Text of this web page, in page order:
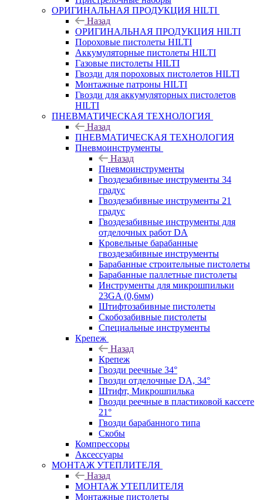
ОРИГИНАЛЬНАЯ ПРОДУКЦИЯ HILTI
Назад
ОРИГИНАЛЬНАЯ ПРОДУКЦИЯ HILTI
Пороховые пистолеты HILTI
Аккумуляторные пистолеты HILTI
Газовые пистолеты HILTI
Гвозди для пороховых пистолетов HILTI
Монтажные патроны HILTI
Гвозди для аккумуляторных пистолетов
HILTI
ПНЕВМАТИЧЕСКАЯ ТЕХНОЛОГИЯ
Назад
ПНЕВМАТИЧЕСКАЯ ТЕХНОЛОГИЯ
Пневмоинструменты
Назад
Пневмоинструменты
Гвоздезабивные инструменты 34
градус
Гвоздезабивные инструменты 21
градус
Гвоздезабивные инструменты для
отделочных работ DA
Кровельные барабанные
гвоздезабивные инструменты
Барабанные строительные пистолеты
Барабанные паллетные пистолеты
Инструменты для микрошпильки
23GA (0,6мм)
Штифтозабивные пистолеты
Скобозабивные пистолеты
Специальные инструменты
Крепеж
Назад
Крепеж
Гвозди реечные 34°
Гвозди отделочные DA, 34°
Штифт, Микрошпилька
Гвозди реечные в пластиковой кассете
21°
Гвозди барабанного типа
Скобы
Компрессоры
Аксессуары
МОНТАЖ УТЕПЛИТЕЛЯ
Назад
МОНТАЖ УТЕПЛИТЕЛЯ
Монтажные пистолеты